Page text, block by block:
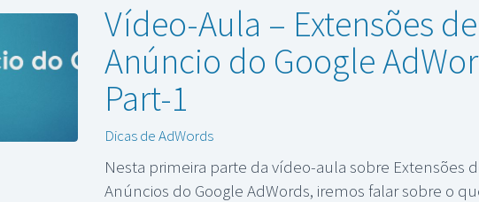
Vídeo-Aula – Extensões de
Anúncio do Google
Part-1
Dicas de AdWords
Nesta primeira parte da vídeo-aula sobre Extensões
Anúncios do Google AdWords, iremos falar sobre o